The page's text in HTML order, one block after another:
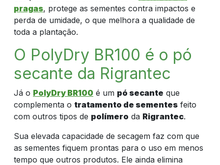
pragas, protege as sementes contra impactos e
perda de umidade, o que melhora a qualidade de
toda a plantação.
O PolyDry BR100 é o pó
secante da Rigrantec
Já o PolyDry BR100 é um pó secante que
complementa o tratamento de sementes feito
com outros tipos de polímero da Rigrantec.
Sua elevada capacidade de secagem faz com que
as sementes fiquem prontas para o uso em menos
tempo que outros produtos. Ele ainda elimina